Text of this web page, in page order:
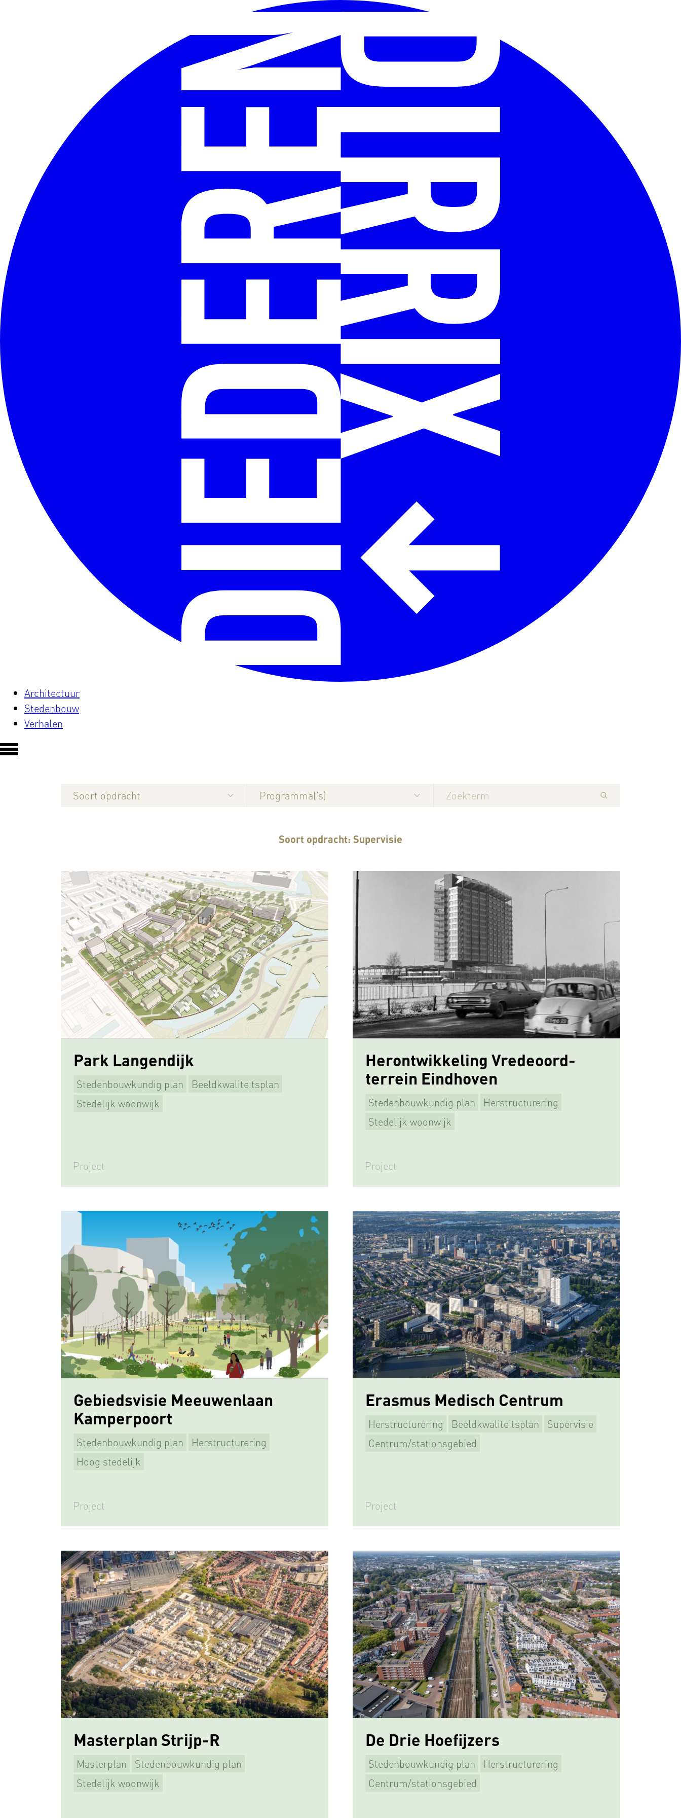
Architectuur
Stedenbouw
Verhalen
Soort opdracht Programma(’s)
Soort opdracht: Supervisie
Park Langendijk
Stedenbouwkundig plan
Beeldkwaliteitsplan
Supervisie
Stedelijk woonwijk
Project
Herontwikkeling Vredeoord-
terrein Eindhoven
Stedenbouwkundig plan
Herstructurering
Beeldkwaliteitsplan
Stedelijk woonwijk
Project
Gebiedsvisie Meeuwenlaan
Kamperpoort
Stedenbouwkundig plan
Herstructurering
Beeldkwaliteitsplan
Hoog stedelijk
Project
Erasmus Medisch Centrum
Herstructurering Beeldkwaliteitsplan
Supervisie
Centrum/stationsgebied
Project
Masterplan Strijp-R
Masterplan
Stedenbouwkundig plan
Beeldkwaliteitsplan
Stedelijk woonwijk
De Drie Hoefijzers
Stedenbouwkundig plan
Herstructurering
Beeldkwaliteitsplan
Supervisie
Centrum/stationsgebied